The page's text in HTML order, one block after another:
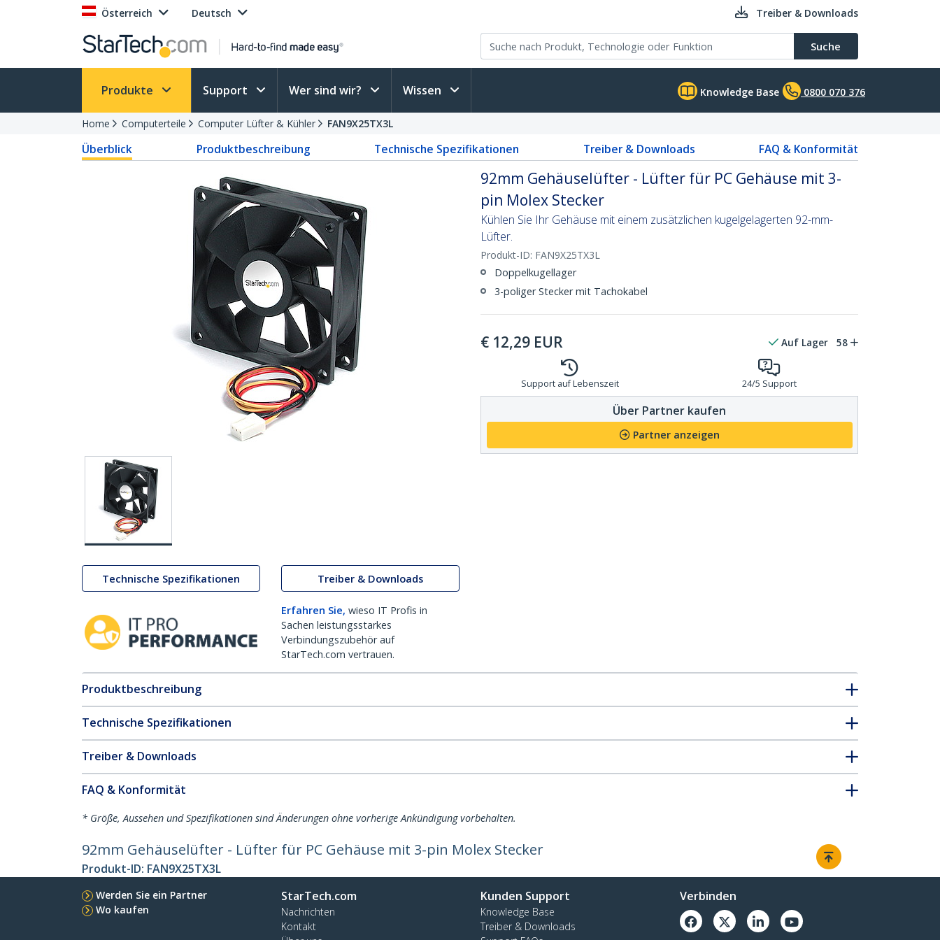
Österreich Deutsch Treiber & Downloads
Suche
Produkte Support Wer sind wir? Wissen Knowledge Base 0800 070 376
Home Computerteile Computer Lüfter & Kühler FAN9X25TX3L
Überblick Produktbeschreibung Technische Spezifikationen Treiber & Downloads FAQ & Konformität
Technische Spezifikationen Treiber & Downloads
Erfahren Sie, wieso IT Profis in
Sachen leistungsstarkes
Verbindungszubehör auf
StarTech.com vertrauen.
92mm Gehäuselüfter - Lüfter für PC Gehäuse mit 3-
pin Molex Stecker
Kühlen Sie Ihr Gehäuse mit einem zusätzlichen kugelgelagerten 92-mm-
Lüfter.
Produkt-ID: FAN9X25TX3L
Doppelkugellager
3-poliger Stecker mit Tachokabel
€ 12,29 EUR Auf Lager 58
Support auf Lebenszeit 24/5 Support
Über Partner kaufen
Partner anzeigen
Produktbeschreibung
Technische Spezifikationen
Treiber & Downloads
FAQ & Konformität
* Größe, Aussehen und Spezifikationen sind Änderungen ohne vorherige Ankündigung vorbehalten.
92mm Gehäuselüfter - Lüfter für PC Gehäuse mit 3-pin Molex Stecker
Produkt-ID: FAN9X25TX3L
Werden Sie ein Partner
Wo kaufen
StarTech.com
Nachrichten
Kontakt
Kunden Support
Knowledge Base
Treiber & Downloads
Verbinden